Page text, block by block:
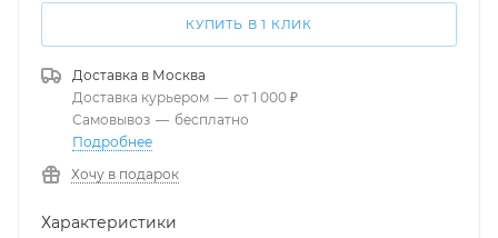
КУПИТЬ В 1 КЛИК
Доставка в Москва
Доставка курьером — от 1 000 ₽
Самовывоз — бесплатно
Подробнее
Хочу в подарок
Характеристики